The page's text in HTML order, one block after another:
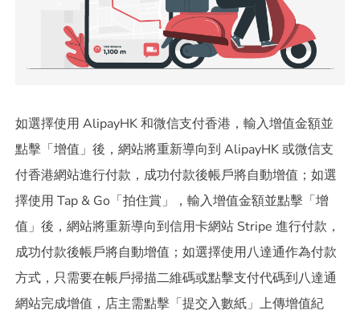
如選擇使用 AlipayHK 和微信支付香港，輸入增值金額並
點擊「增值」後，網站將重新導向到 AlipayHK 或微信支
付香港網站進行付款，成功付款後帳戶將自動增值；如選
擇使用 Tap & Go「拍住賞」，輸入增值金額並點擊「增
值」後，網站將重新導向到信用卡網站 Stripe 進行付款，
成功付款後帳戶將自動增值；如選擇使用八達通作為付款
方式，只需要在帳戶掃描二維碼或點擊支付代碼到八達通
網站完成增值，店主需點擊「提交入數紙」上傳增值紀